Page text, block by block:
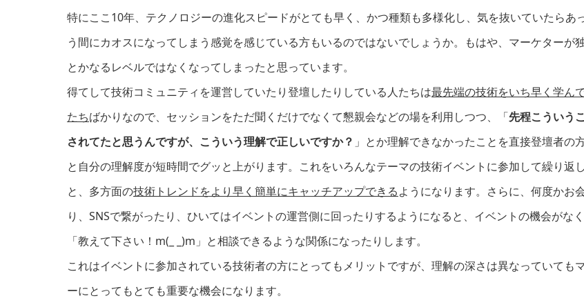
特にここ10年、テクノロジーの進化スピードがとても早く、かつ種類も多様化し、気を抜いていたらあ
う間にカオスになってしまう感覚を感じている方もいるのではないでしょうか。もはや、マーケターが
とかなるレベルではなくなってしまったと思っています。
得てして技術コミュニティを運営していたり登壇したりしている人たちは最先端の技術をいち早く学ん
たちばかりなので、セッションをただ聞くだけでなくて懇親会などの場を利用しつつ、「先程こういう
されてたと思うんですが、こういう理解で正しいですか？ 」とか理解できなかったことを直接登壇者の
と自分の理解度が短時間でグッと上がります。これをいろんなテーマの技術イベントに参加して繰り返
と、多方面の技術トレンドをより早く簡単にキャッチアップできるようになります。さらに、何度かお
り、SNSで繋がったり、ひいてはイベントの運営側に回ったりするようになると、イベントの機会がな
「教えて下さい！m(_ _)m」と相談できるような関係になったりします。
これはイベントに参加されている技術者の方にとってもメリットですが、理解の深さは異なっていても
ーにとってもとても重要な機会になります。